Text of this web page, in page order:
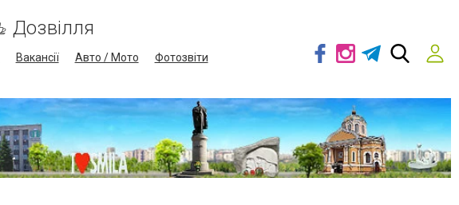
Дозвілля
Вакансії Авто / Мото
Фотозвіти